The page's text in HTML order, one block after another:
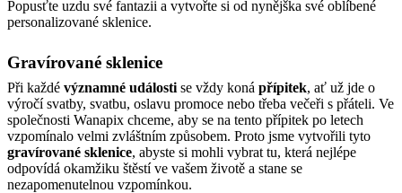
Popusťte uzdu své fantazii a vytvořte si od nynějška své oblíbené
personalizované sklenice.
Gravírované sklenice
Při každé významné události se vždy koná přípitek, ať už jde o
výročí svatby, svatbu, oslavu promoce nebo třeba večeři s přáteli. Ve
společnosti Wanapix chceme, aby se na tento přípitek po letech
vzpomínalo velmi zvláštním způsobem. Proto jsme vytvořili tyto
gravírované sklenice, abyste si mohli vybrat tu, která nejlépe
odpovídá okamžiku štěstí ve vašem životě a stane se
nezapomenutelnou vzpomínkou.